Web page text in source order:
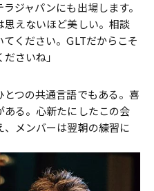
ジャパンにも出場します。
えないほど美しい。相談
ください。GLTだからこそ
さいね」
とつの共通言語でもある。喜
る。心新たにしたこの会
メンバーは翌朝の練習に